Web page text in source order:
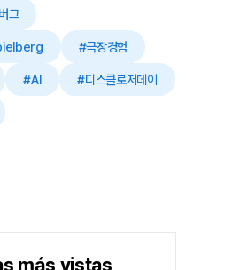
그
#극장경험
#AI #디스클로저데이
más vistas